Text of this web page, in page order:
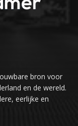
bron voor
en de wereld.
eerlijke en